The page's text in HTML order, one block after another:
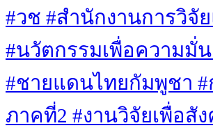
#วช #สำนักงานการวิจั
#นวัตกรรมเพื่อความมั่
#ชายแดนไทยกัมพูชา #
ภาคที่2 #งานวิจัยเพื่อสั